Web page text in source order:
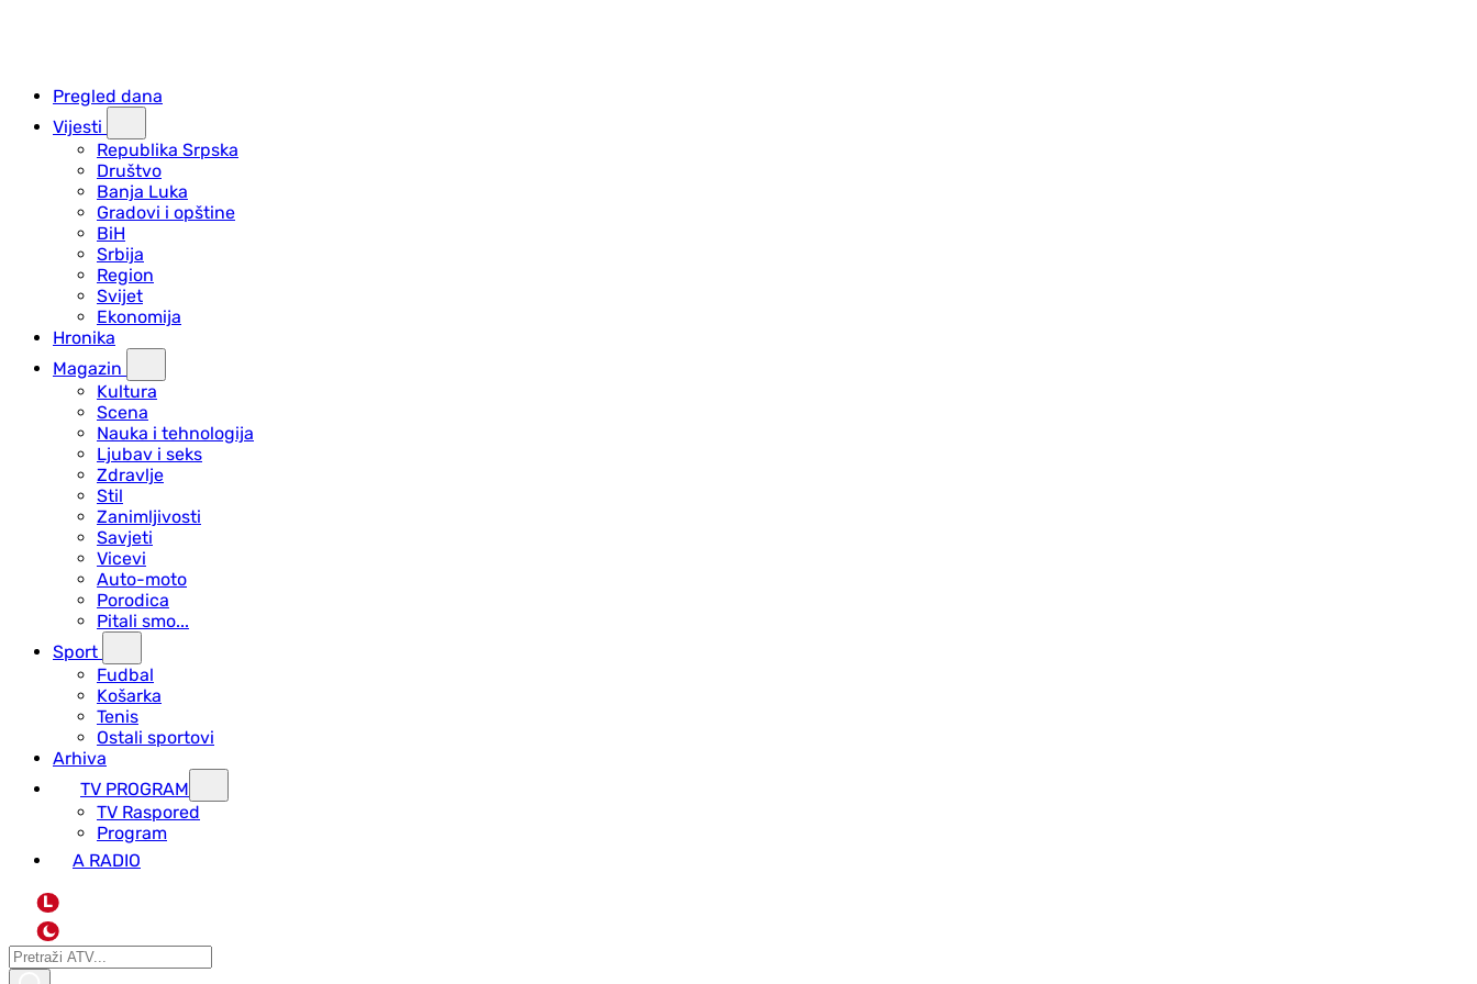
Pregled dana
Vijesti
Republika Srpska
Društvo
Banja Luka
Gradovi i opštine
BiH
Srbija
Region
Svijet
Ekonomija
Hronika
Magazin
Kultura
Scena
Nauka i tehnologija
Ljubav i seks
Zdravlje
Stil
Zanimljivosti
Savjeti
Vicevi
Auto-moto
Porodica
Pitali smo...
Sport
Fudbal
Košarka
Tenis
Ostali sportovi
Arhiva
TV PROGRAM
ТV Raspored
Program
A RADIO
L